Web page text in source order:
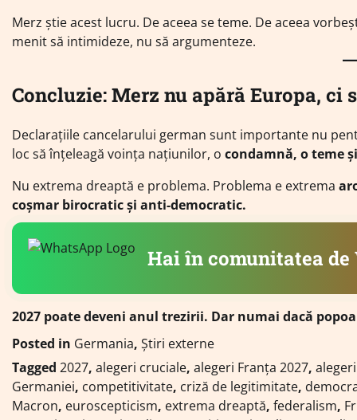
Merz știe acest lucru. De aceea se teme. De aceea
menit să intimideze, nu să argumenteze.
Concluzie: Merz nu apără Europa, ci
Declarațiile cancelarului german sunt importante nu
loc să înțeleagă voința națiunilor, o condamnă, o teme
Nu extrema dreaptă e problema. Problema e extrema
coșmar birocratic și anti-democratic.
Hai în comunitatea
2027 poate deveni anul trezirii. Dar numai dacă
Posted in Germania, Știri externe
Tagged 2027, alegeri cruciale, alegeri Franța 2027,
Germaniei, competitivitate, criză de legitimitate,
Macron, euroscepticism, extrema dreaptă, federalism,